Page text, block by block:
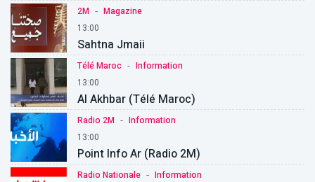
2M - Magazine
13:00
Sahtna Jmaii
Télé Maroc - Information
13:00
Al Akhbar (Télé Maroc)
Radio 2M - Information
13:00
Point Info Ar (Radio 2M)
Radio Nationale - Information